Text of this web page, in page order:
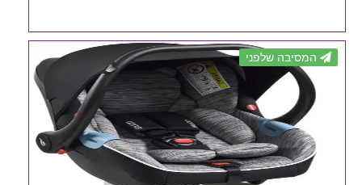
המסיבה שלפני